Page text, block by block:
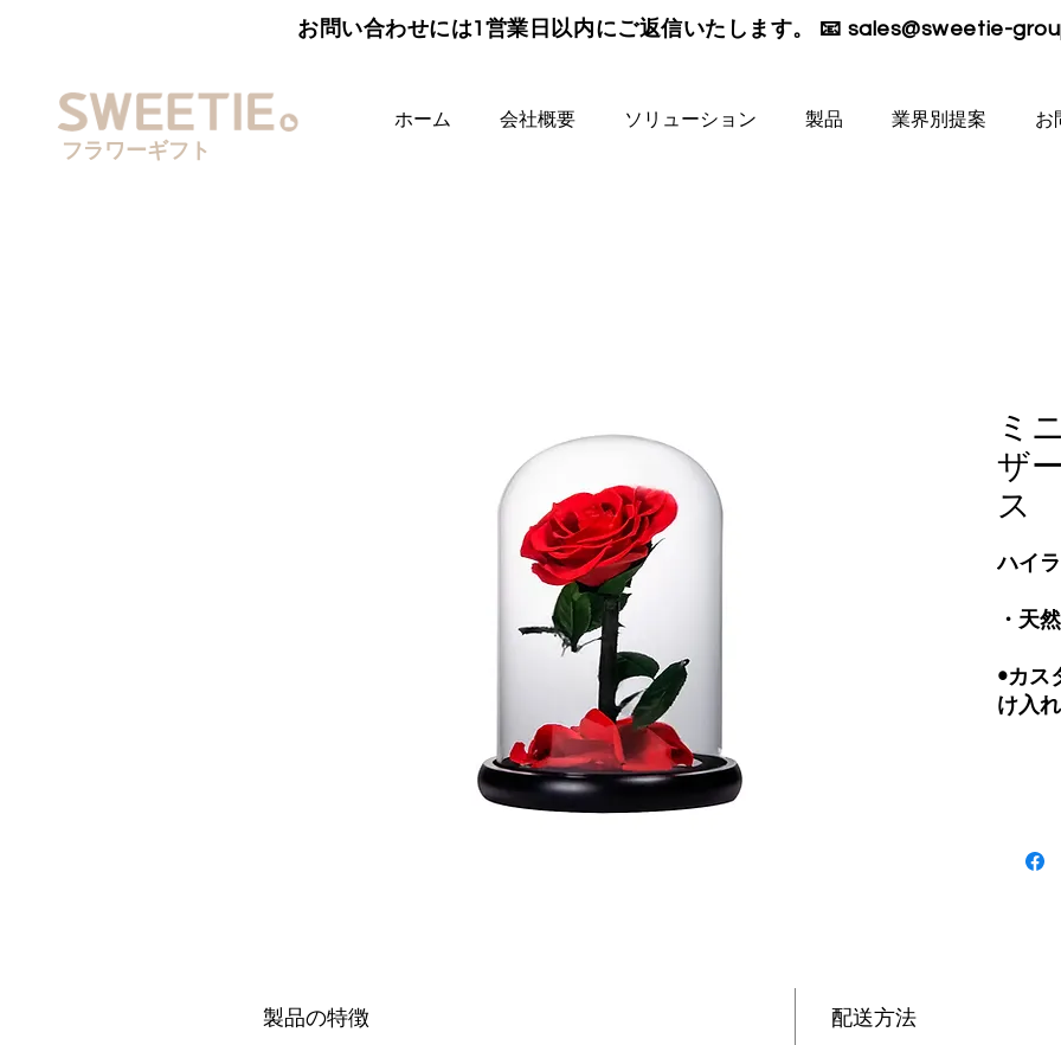
お問い合わせには1営業日以内にご返信いたします。 📧 sales@sweetie-
フラワーギフト
ホーム 会社概要 ソリューション 製品 業界別提案 お
ミ
ザ
ス
ハイ
・天
•カス
け入
のプ
製品の特徴 配送方法